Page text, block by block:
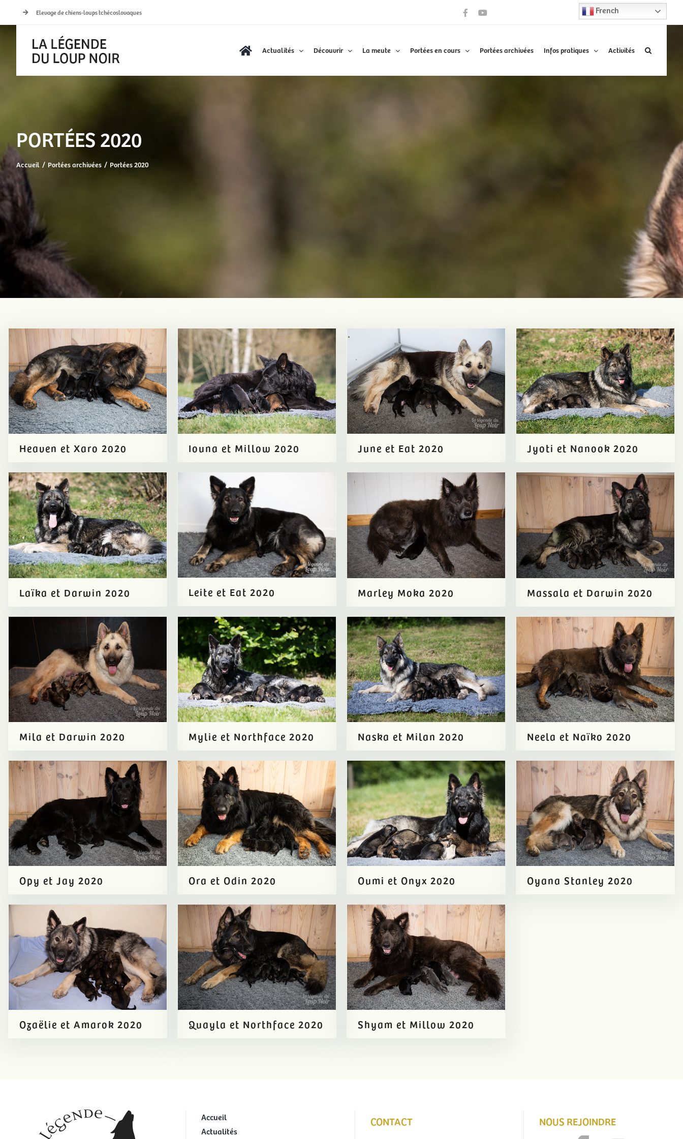
Elevage de chiens-loups tchécoslovaques French
Facebook
Actualités Découvrir La meute Portées en cours Portées archivées Infos pratiques Activités
PORTÉES 2020
Accueil Portées archivées Portées 2020
Heaven et Xaro 2020 Iouna et Millow 2020 June et Eat 2020 Jyoti et Nanook 2020
Laïka et Darwin 2020 Leite et Eat 2020 Marley Moka 2020 Massala et Darwin 2020
Mila et Darwin 2020 Mylie et Northface 2020 Naska et Milan 2020 Neela et Naïko 2020
Opy et Jay 2020 Ora et Odin 2020 Oumi et Onyx 2020 Oyana Stanley 2020
Ozaëlie et Amarok 2020 Quayla et Northface 2020 Shyam et Millow 2020
Accueil
Actualités
CONTACT NOUS REJOINDRE